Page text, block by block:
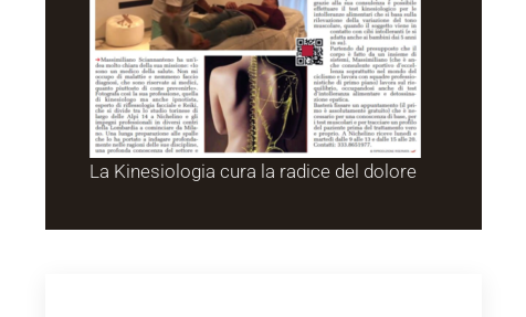
La Kinesiologia cura la radice del dolore